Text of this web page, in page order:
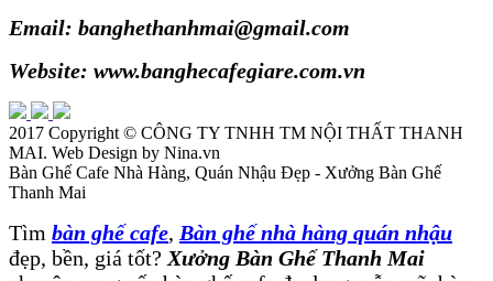
Email: banghethanhmai@gmail.com
Website: www.banghecafegiare.com.vn
2017 Copyright © CÔNG TY TNHH TM NỘI THẤT THANH
MAI. Web Design by Nina.vn
Bàn Ghế Cafe Nhà Hàng, Quán Nhậu Đẹp - Xưởng Bàn Ghế
Thanh Mai
Tìm bàn ghế cafe, Bàn ghế nhà hàng quán nhậu
đẹp, bền, giá tốt? Xưởng Bàn Ghế Thanh Mai